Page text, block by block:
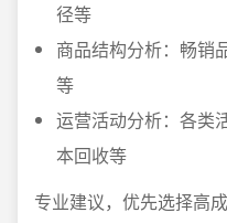
径等
商品结构分析：畅销
等
运营活动分析：各类
本回收等
专业建议，优先选择高